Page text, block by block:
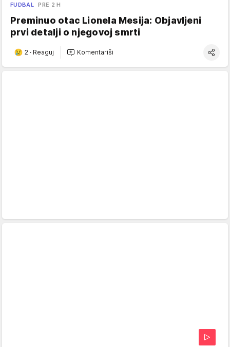
FUDBAL PRE 2 H
Preminuo otac Lionela Mesija: Objavljeni
prvi detalji o njegovoj smrti
2 · Reaguj Komentariši